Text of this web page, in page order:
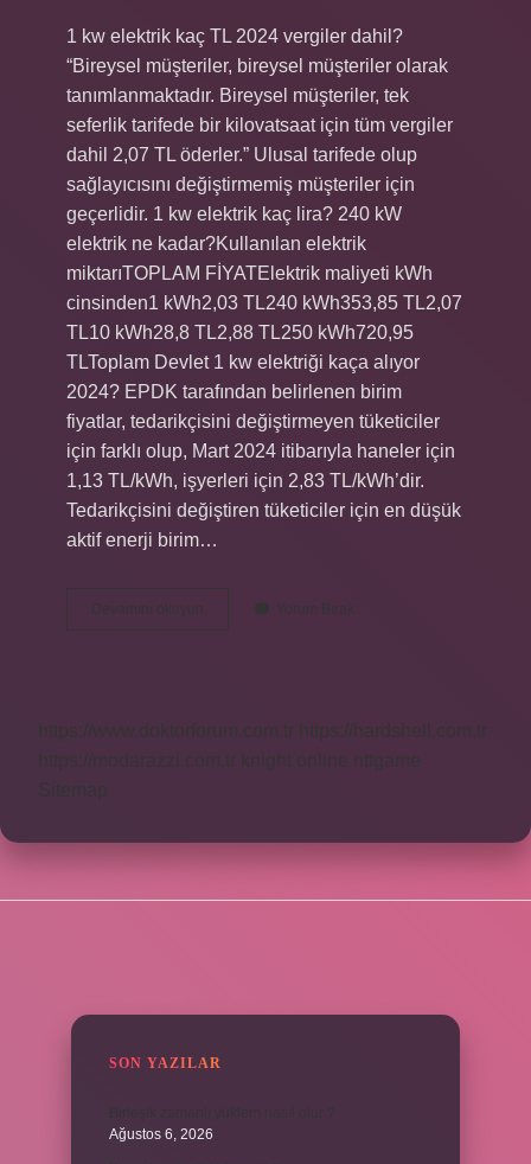
1 kw elektrik kaç TL 2024 vergiler dahil?
“Bireysel müşteriler, bireysel müşteriler olarak
tanımlanmaktadır. Bireysel müşteriler, tek
seferlik tarifede bir kilovatsaat için tüm vergiler
dahil 2,07 TL öderler.” Ulusal tarifede olup
sağlayıcısını değiştirmemiş müşteriler için
geçerlidir. 1 kw elektrik kaç lira? 240 kW
elektrik ne kadar?Kullanılan elektrik
miktarıTOPLAM FİYATElektrik maliyeti kWh
cinsinden1 kWh2,03 TL240 kWh353,85 TL2,07
TL10 kWh28,8 TL2,88 TL250 kWh720,95
TLToplam Devlet 1 kw elektriği kaça alıyor
2024? EPDK tarafından belirlenen birim
fiyatlar, tedarikçisini değiştirmeyen tüketiciler
için farklı olup, Mart 2024 itibarıyla haneler için
1,13 TL/kWh, işyerleri için 2,83 TL/kWh’dir.
Tedarikçisini değiştiren tüketiciler için en düşük
aktif enerji birim…
Devamını okuyun
1
Yorum Bırak
https://www.doktorforum.com.tr
https://hardshell.com.tr
https://modarazzi.com.tr
knight online
nttgame
Sitemap
SON YAZILAR
Ağustos 6, 2026